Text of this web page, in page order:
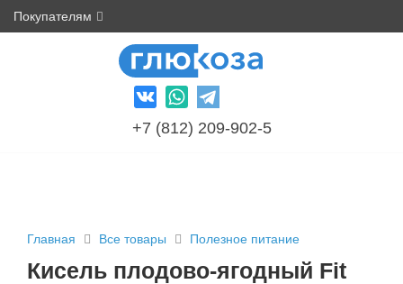
Покупателям
+7 (812) 209-902-5
Главная Все товары Полезное питание
Кисель плодово-ягодный Fit